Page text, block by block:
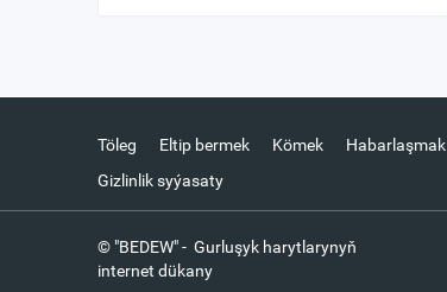
Töleg Eltip bermek Kömek
Habarlaşmak
Gizlinlik syýasaty
© "BEDEW" - Gurluşyk harytlarynyň
internet dükany